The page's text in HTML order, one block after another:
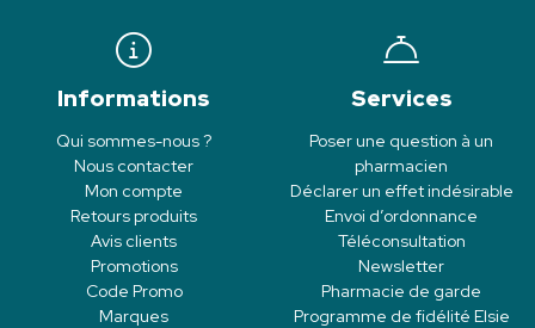
Informations
Qui sommes-nous ?
Nous contacter
Mon compte
Retours produits
Avis clients
Promotions
Code Promo
Marques
Services
Poser une question à un
pharmacien
Déclarer un effet indésirable
Envoi d’ordonnance
Téléconsultation
Newsletter
Pharmacie de garde
Programme de fidélité Elsie